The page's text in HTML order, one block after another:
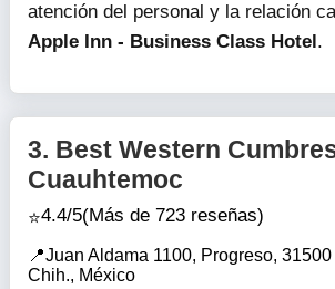
atención del personal y la relación
Apple Inn - Business Class Hotel.
3. Best Western
Cuauhtemoc
4.4/5(Más de 723 reseñas)
Juan Aldama 1100, Progreso,
Chih., México